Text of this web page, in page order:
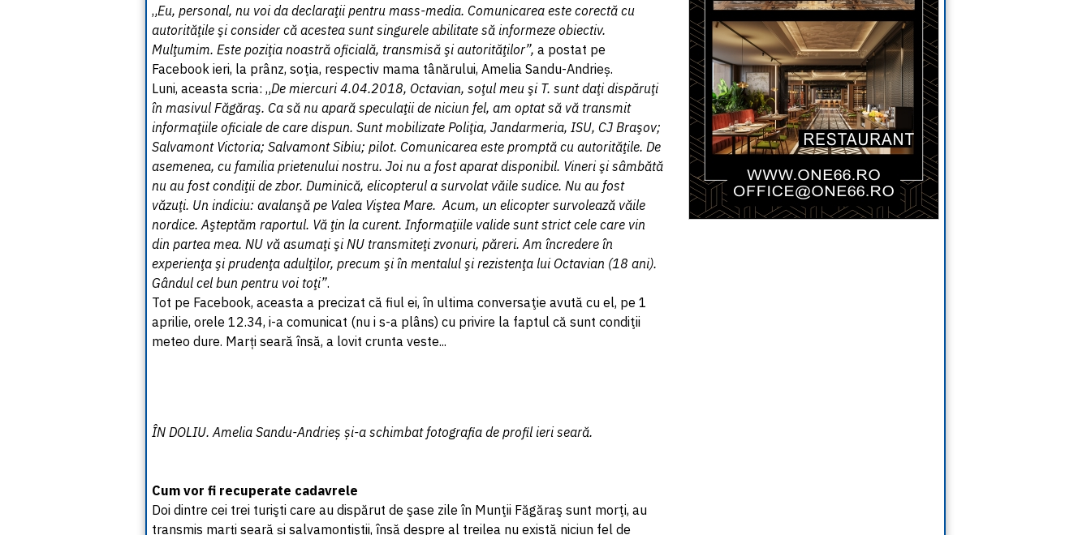
„Eu, personal, nu voi da declaraţii pentru mass-media. Comunicarea este corectă cu
autorităţile şi consider că acestea sunt singurele abilitate să informeze obiectiv.
Mulţumim. Este poziţia noastră oficială, transmisă şi autorităţilor”, a postat pe
Facebook ieri, la prânz, soţia, respectiv mama tânărului, Amelia Sandu-Andrieș.
Luni, aceasta scria: „De miercuri 4.04.2018, Octavian, soţul meu şi T. sunt daţi dispăruţi
în masivul Făgăraş. Ca să nu apară speculaţii de niciun fel, am optat să vă transmit
informaţiile oficiale de care dispun. Sunt mobilizate Poliţia, Jandarmeria, ISU, CJ Braşov;
Salvamont Victoria; Salvamont Sibiu; pilot. Comunicarea este promptă cu autorităţile. De
asemenea, cu familia prietenului nostru. Joi nu a fost aparat disponibil. Vineri şi sâmbătă
nu au fost condiţii de zbor. Duminică, elicopterul a survolat văile sudice. Nu au fost
văzuţi. Un indiciu: avalanşă pe Valea Viştea Mare. Acum, un elicopter survolează văile
nordice. Aşteptăm raportul. Vă ţin la curent. Informaţiile valide sunt strict cele care vin
din partea mea. NU vă asumaţi şi NU transmiteţi zvonuri, păreri. Am încredere în
experienţa şi prudenţa adulţilor, precum şi în mentalul şi rezistenţa lui Octavian (18 ani).
Gândul cel bun pentru voi toţi”.
Tot pe Facebook, aceasta a precizat că fiul ei, în ultima conversaţie avută cu el, pe 1
aprilie, orele 12.34, i-a comunicat (nu i s-a plâns) cu privire la faptul că sunt condiţii
meteo dure. Marți seară însă, a lovit crunta veste...
ÎN DOLIU. Amelia Sandu-Andrieș și-a schimbat fotografia de profil ieri seară.
Cum vor fi recuperate cadavrele
Doi dintre cei trei turişti care au dispărut de şase zile în Munţii Făgăraş sunt morţi, au
transmis marți seară și salvamontiştii, însă despre al treilea nu există niciun fel de